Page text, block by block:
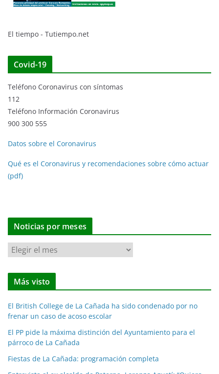
El tiempo - Tutiempo.net
Covid-19
Teléfono Coronavirus con síntomas
112
Teléfono Información Coronavirus
900 300 555
Datos sobre el Coronavirus
Qué es el Coronavirus y recomendaciones sobre cómo actuar
(pdf)
Noticias por meses
N
o
t
i
a
s
p
o
r
Más visto
El British College de La Cañada ha sido condenado por no
frenar un caso de acoso escolar
El PP pide la máxima distinción del Ayuntamiento para el
párroco de La Cañada
Fiestas de La Cañada: programación completa